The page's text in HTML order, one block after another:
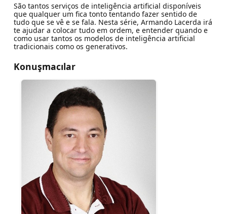
São tantos serviços de inteligência artificial disponíveis
que qualquer um fica tonto tentando fazer sentido de
tudo que se vê e se fala. Nesta série, Armando Lacerda irá
te ajudar a colocar tudo em ordem, e entender quando e
como usar tantos os modelos de inteligência artificial
tradicionais como os generativos.
Konuşmacılar